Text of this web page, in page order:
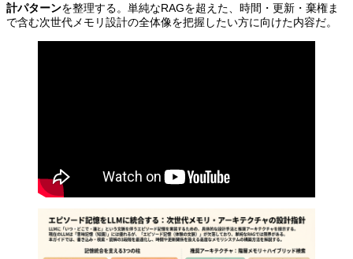
計パターンを整理する。単純なRAGを超えた、時間・更新・棄権ま
で含む次世代メモリ設計の全体像を把握したい方に向けた内容だ。